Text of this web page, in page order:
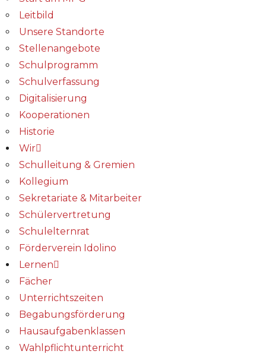
Leitbild
Unsere Standorte
Stellenangebote
Schulprogramm
Schulverfassung
Digitalisierung
Kooperationen
Historie
Wir
Schulleitung & Gremien
Kollegium
Sekretariate & Mitarbeiter
Schülervertretung
Schulelternrat
Förderverein Idolino
Lernen
Fächer
Unterrichtszeiten
Begabungs­förderung
Hausaufgabenklassen
Wahlpflichtunterricht